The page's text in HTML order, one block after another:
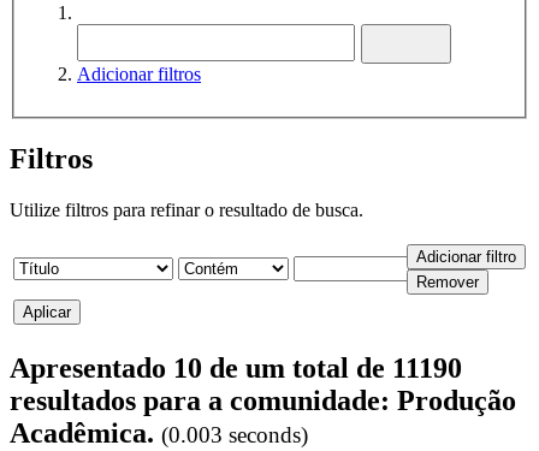
Adicionar filtros
Filtros
Utilize filtros para refinar o resultado de busca.
Apresentado 10 de um total de 11190
resultados para a comunidade: Produção
Acadêmica. (0.003 seconds)